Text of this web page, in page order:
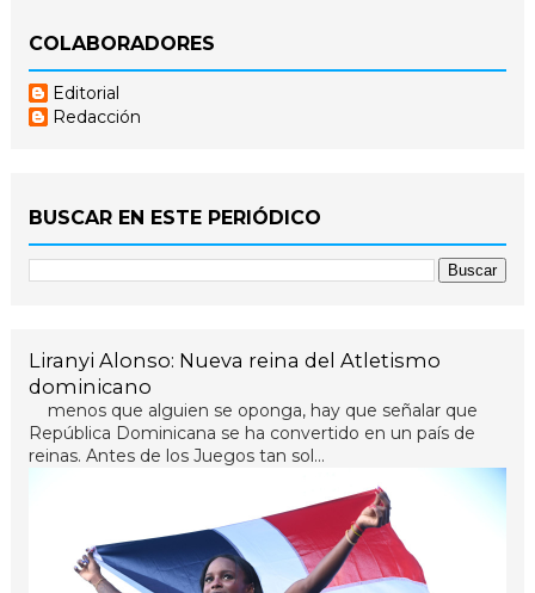
COLABORADORES
Editorial
Redacción
BUSCAR EN ESTE PERIÓDICO
Liranyi Alonso: Nueva reina del Atletismo
dominicano
menos que alguien se oponga, hay que señalar que
República Dominicana se ha convertido en un país de
reinas. Antes de los Juegos tan sol...